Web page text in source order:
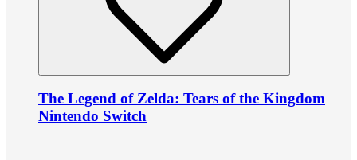
The Legend of Zelda: Tears of the Kingdom
Nintendo Switch